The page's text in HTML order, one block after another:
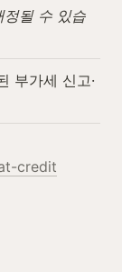
될 수 있습
부가세 신고·
credit